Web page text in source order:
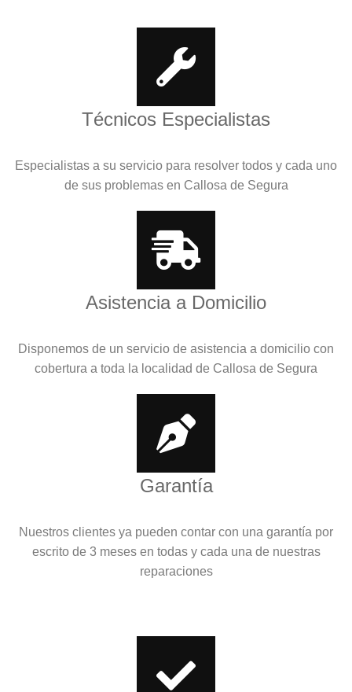
Técnicos Especialistas
Especialistas a su servicio para resolver todos y cada uno
de sus problemas en Callosa de Segura
Asistencia a Domicilio
Disponemos de un servicio de asistencia a domicilio con
cobertura a toda la localidad de Callosa de Segura
Garantía
Nuestros clientes ya pueden contar con una garantía por
escrito de 3 meses en todas y cada una de nuestras
reparaciones